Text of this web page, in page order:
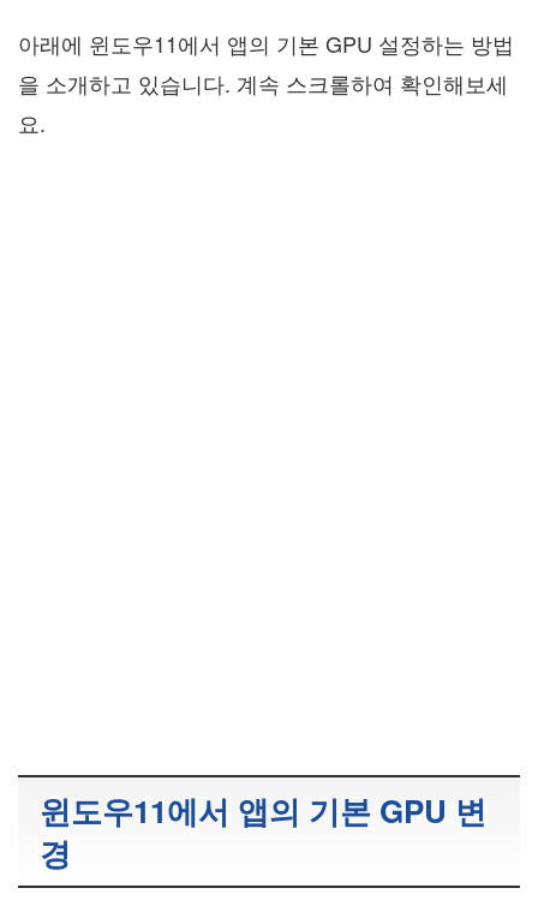
아래에 윈도우11에서 앱의 기본 GPU 설정하는 방법
을 소개하고 있습니다. 계속 스크롤하여 확인해보세
요.
윈도우11에서 앱의 기본 GPU 변
경